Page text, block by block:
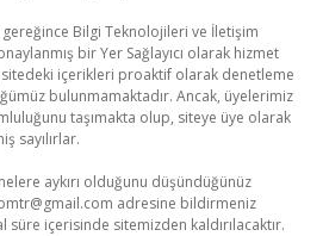
gereğince Bilgi Teknolojileri ve İletişim
bir Yer Sağlayıcı olarak hizmet
içerikleri proaktif olarak denetleme
bulunmamaktadır. Ancak, üyelerimiz
taşımakta olup, siteye üye olarak
sayılırlar.
aykırı olduğunu düşündüğünüz
adresine bildirmeniz
içerisinde sitemizden kaldırılacaktır.